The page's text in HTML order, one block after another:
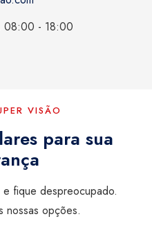
08:00 - 18:00
VISÃO
para sua
e fique despreocupado.
nossas opções.